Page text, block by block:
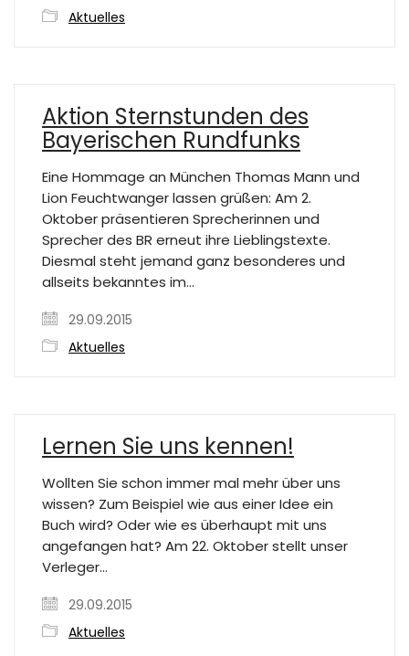
Aktuelles
Aktion Sternstunden des
Bayerischen Rundfunks
Eine Hommage an München Thomas Mann und
Lion Feuchtwanger lassen grüßen: Am 2.
Oktober präsentieren Sprecherinnen und
Sprecher des BR erneut ihre Lieblingstexte.
Diesmal steht jemand ganz besonderes und
allseits bekanntes im…
29.09.2015
Aktuelles
Lernen Sie uns kennen!
Wollten Sie schon immer mal mehr über uns
wissen? Zum Beispiel wie aus einer Idee ein
Buch wird? Oder wie es überhaupt mit uns
angefangen hat? Am 22. Oktober stellt unser
Verleger…
29.09.2015
Aktuelles